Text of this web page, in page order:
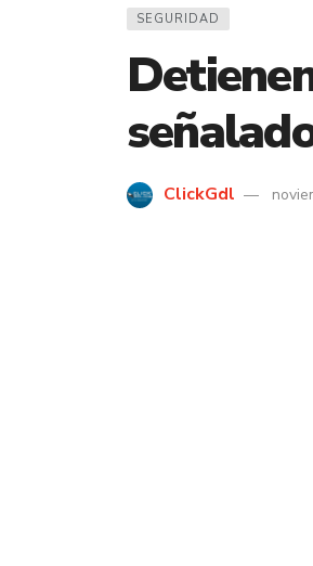
SEGURIDAD
ClickGdl